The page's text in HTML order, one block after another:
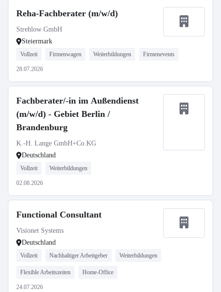
Reha-Fachberater (m/w/d)
Strehlow GmbH
Steiermark
Vollzeit Firmenwagen Weiterbildungen Firmenevents
28.07.2026
Fachberater/-in im Außendienst
(m/w/d) - Gebiet Berlin /
Brandenburg
K.-H. Lange GmbH+Co.KG
Deutschland
Vollzeit Weiterbildungen
02.08.2026
Functional Consultant
Visionet Systems
Deutschland
Vollzeit Nachhaltiger Arbeitgeber Weiterbildungen
Flexible Arbeitszeiten Home-Office
24.07.2026